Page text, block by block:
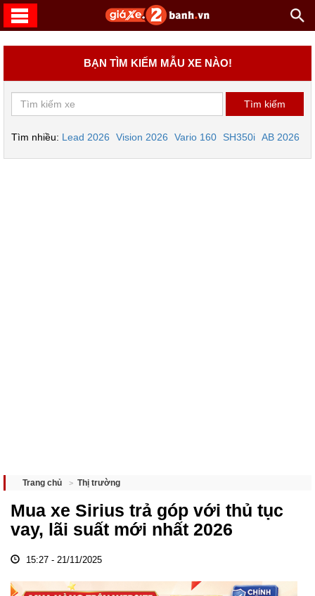
BẠN TÌM KIẾM MẪU XE NÀO!
Tìm nhiều: Lead 2026 Vision 2026 Vario 160 SH350i AB 2026
Trang chủ Thị trường
Mua xe Sirius trả góp với thủ tục
vay, lãi suất mới nhất 2026
15:27 - 21/11/2025